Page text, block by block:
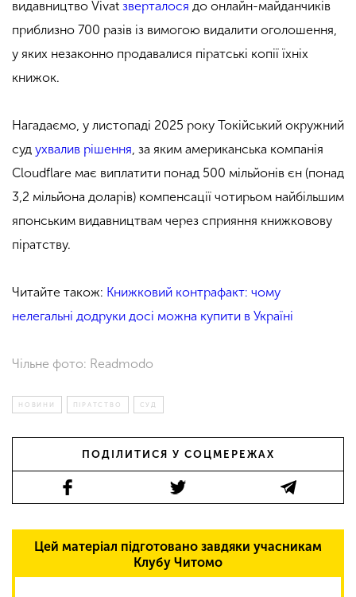
видавництво Vivat зверталося до онлайн-майданчиків
приблизно 700 разів із вимогою видалити оголошення,
у яких незаконно продавалися піратські копії їхніх
книжок.
Нагадаємо, у листопаді 2025 року Токійський окружний
суд ухвалив рішення, за яким американська компанія
Cloudflare має виплатити понад 500 мільйонів єн (понад
3,2 мільйона доларів) компенсації чотирьом найбільшим
японським видавництвам через сприяння книжковову
піратству.
Читайте також: Книжковий контрафакт: чому
нелегальні додруки досі можна купити в Україні
Чільне фото: Readmodo
НОВИНИ ПІРАТСТВО СУД
ПОДІЛИТИСЯ У СОЦМЕРЕЖАХ
Цей матеріал підготовано завдяки учасникам
Клубу Читомо